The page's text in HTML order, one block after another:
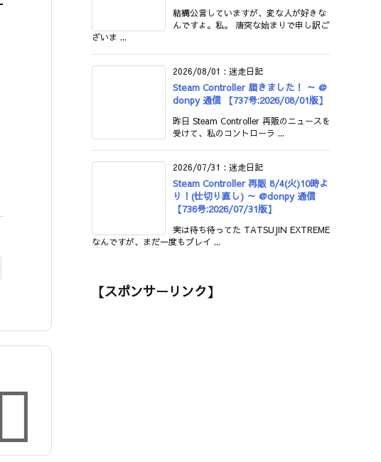
結構公言していますが、変な人が好きな
んですよ。私。 唐突な始まりで申し訳ご
ざいま ...
2026/08/01 : 迷走日記
Steam Controller 届きました！ ～ @
donpy 通信 【737号:2026/08/01版】
昨日 Steam Controller 再販のニュースを
受けて、私のコントローラ ...
2026/07/31 : 迷走日記
Steam Controller 再販 8/4(火)10時よ
り！(仕切り直し) ～ @donpy 通信
【736号:2026/07/31版】
実は待ち待ってた TATSUJIN EXTREME
なんですが、まだ一度もプレイ ...
【スポンサーリンク】